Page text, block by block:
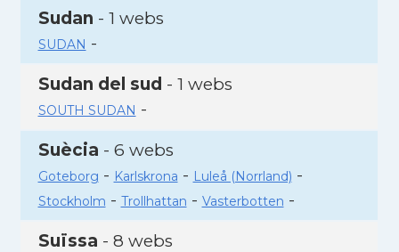
Sudan - 1 webs
SUDAN -
Sudan del sud - 1 webs
SOUTH SUDAN -
Suècia - 6 webs
Goteborg - Karlskrona - Luleå (Norrland) -
Stockholm - Trollhattan - Vasterbotten -
Suïssa - 8 webs